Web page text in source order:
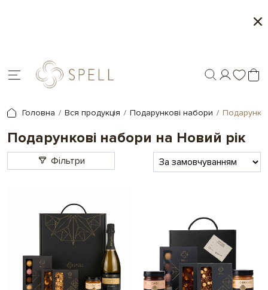
Головна Вся продукція Подарункові набори
Подарункові набори на Новий рік
Фільтри